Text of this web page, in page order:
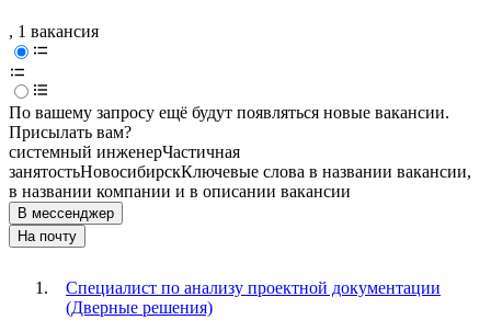
, 1 вакансия
По вашему запросу ещё будут появляться новые вакансии.
Присылать вам?
системный инженерЧастичная
занятостьНовосибирскКлючевые слова в названии вакансии,
в названии компании и в описании вакансии
В мессенджер
На почту
Специалист по анализу проектной документации
(Дверные решения)